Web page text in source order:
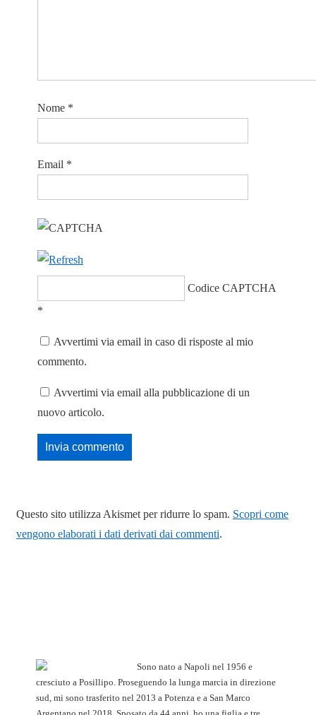
Nome *
Email *
Codice CAPTCHA
*
Avvertimi via email in caso di risposte al mio
commento.
Avvertimi via email alla pubblicazione di un
nuovo articolo.
Questo sito utilizza Akismet per ridurre lo spam. Scopri come
vengono elaborati i dati derivati dai commenti.
Sono nato a Napoli nel 1956 e
cresciuto a Posillipo. Proseguendo la lunga marcia in direzione
sud, mi sono trasferito nel 2013 a Potenza e a San Marco